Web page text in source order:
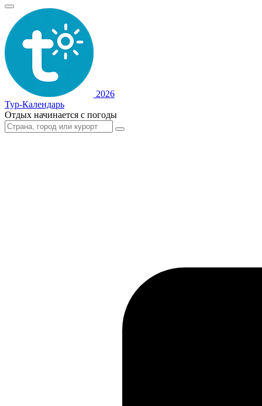
2026
Тур-Календарь
Отдых начинается с погоды